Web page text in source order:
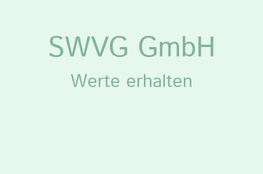
SWVG GmbH
Werte erhalten